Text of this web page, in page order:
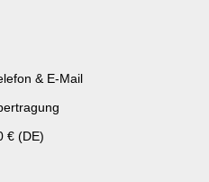
& E-Mail
€ (DE)